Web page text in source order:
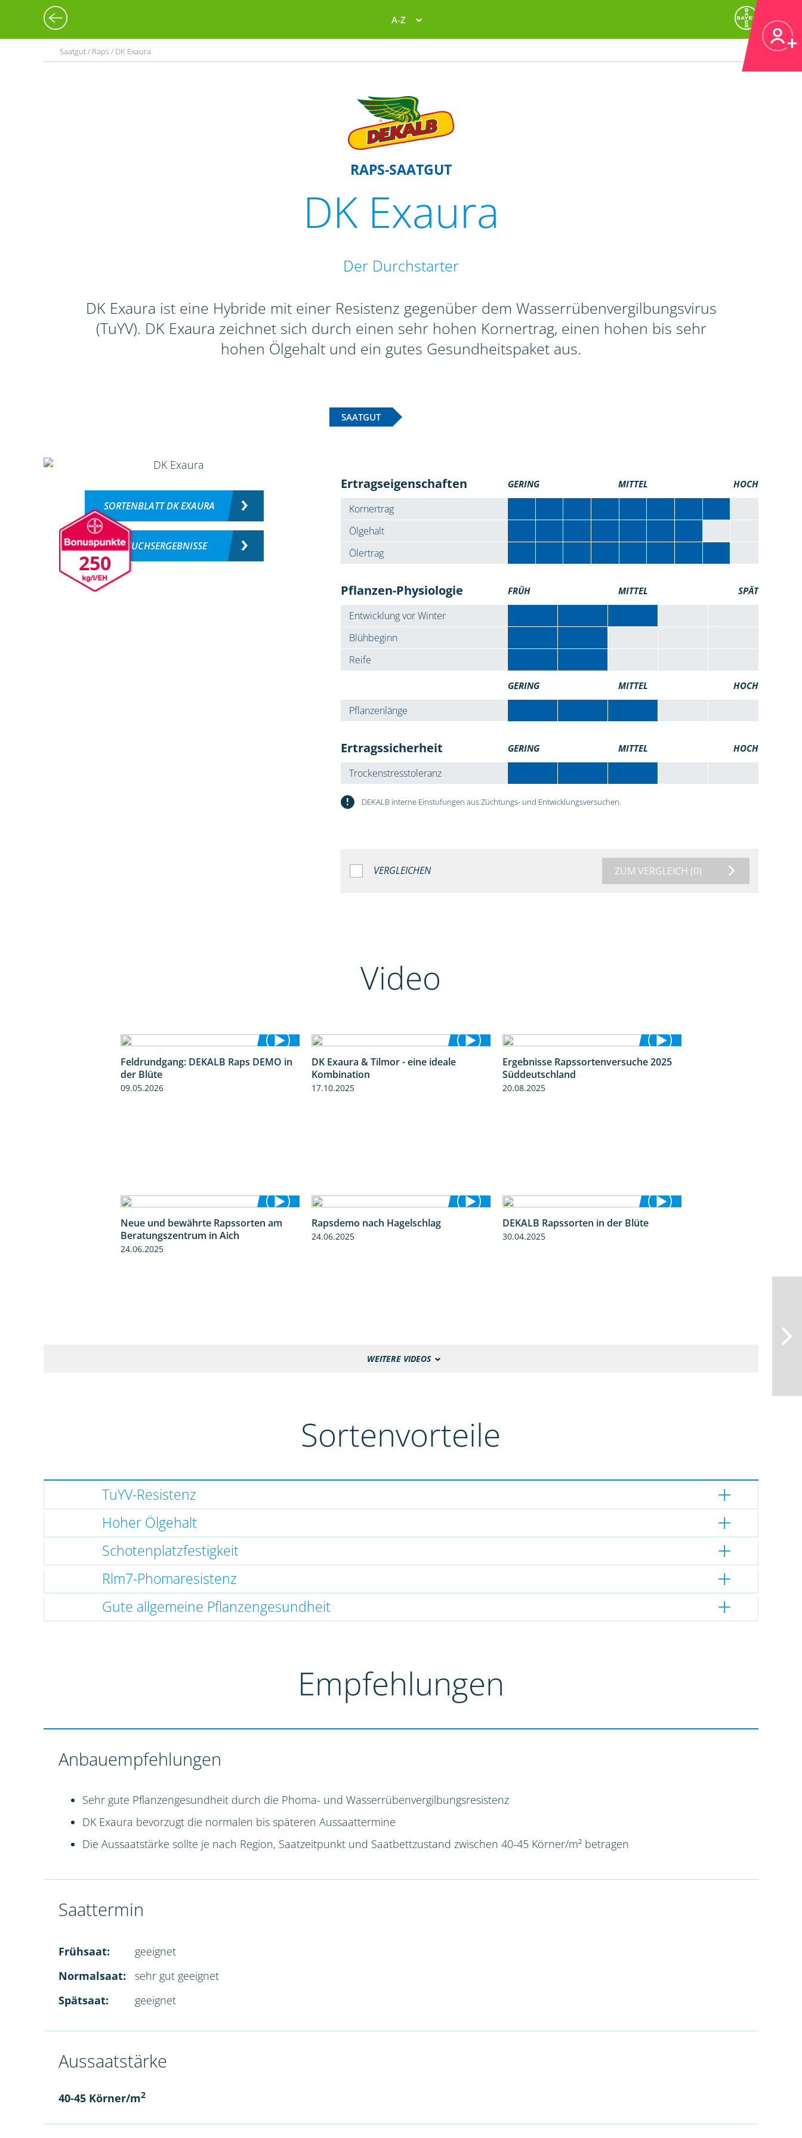
A-Z
Saatgut / Raps / DK Exaura
RAPS-SAATGUT
DK Exaura
Der Durchstarter
DK Exaura ist eine Hybride mit einer Resistenz gegenüber dem Wasserrübenvergilbungsvirus
(TuYV). DK Exaura zeichnet sich durch einen sehr hohen Kornertrag, einen hohen bis sehr
hohen Ölgehalt und ein gutes Gesundheitspaket aus.
SAATGUT
250
SORTENBLATT DK EXAURA
VERSUCHSERGEBNISSE
Ertragseigenschaften GERING MITTEL HOCH
Kornertrag
Ölgehalt
Ölertrag
Pflanzen-Physiologie FRÜH MITTEL SPÄT
Entwicklung vor Winter
Blühbeginn
Reife
GERING MITTEL HOCH
Pflanzenlänge
Ertragssicherheit GERING MITTEL HOCH
Trockenstresstoleranz
! DEKALB interne Einstufungen aus Züchtungs- und Entwicklungsversuchen.
VERGLEICHEN ZUM VERGLEICH (0)
Video
2:37
Feldrundgang: DEKALB Raps DEMO in
der Blüte
09.05.2026
DK Exaura & Tilmor - eine ideale
Kombination
17.10.2025
4:08
Ergebnisse Rapssortenversuche 2025
Süddeutschland
20.08.2025
9:06
Neue und bewährte Rapssorten am
Beratungszentrum in Aich
24.06.2025
Rapsdemo nach Hagelschlag
24.06.2025
DEKALB Rapssorten in der Blüte
30.04.2025
WEITERE VIDEOS
Sortenvorteile
TuYV-Resistenz
Hoher Ölgehalt
Schotenplatzfestigkeit
Rlm7-Phomaresistenz
Gute allgemeine Pflanzengesundheit
Empfehlungen
Anbauempfehlungen
Sehr gute Pflanzengesundheit durch die Phoma- und Wasserrübenvergilbungsresistenz
DK Exaura bevorzugt die normalen bis späteren Aussaattermine
Die Aussaatstärke sollte je nach Region, Saatzeitpunkt und Saatbettzustand zwischen 40-45 Körner/m² betragen
Saattermin
Frühsaat:
geeignet
Normalsaat:
sehr gut geeignet
Spätsaat:
geeignet
Aussaatstärke
40-45 Körner/m2